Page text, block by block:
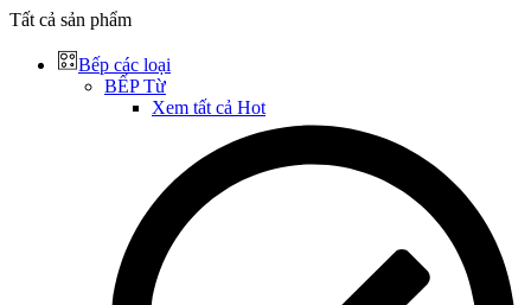
Tất cả sản phẩm
Bếp các loại
BẾP Từ
Xem tất cả Hot